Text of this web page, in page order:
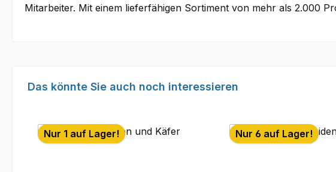
Mitarbeiter. Mit einem lieferfähigen Sortiment von mehr als 2.000
Produktgalerie überspringen
Das könnte Sie auch noch interessieren
Nur 1 auf Lager! Nur 6 auf Lager!